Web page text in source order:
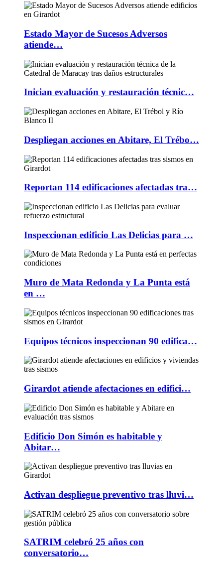
Estado Mayor de Sucesos Adversos
atiende…
Inician evaluación y restauración técnic…
Despliegan acciones en Abitare, El Trébo…
Reportan 114 edificaciones afectadas tra…
Inspeccionan edificio Las Delicias para …
Muro de Mata Redonda y La Punta está
en …
Equipos técnicos inspeccionan 90 edifica…
Girardot atiende afectaciones en edifici…
Edificio Don Simón es habitable y
Abitar…
Activan despliegue preventivo tras lluvi…
SATRIM celebró 25 años con
conversatorio…